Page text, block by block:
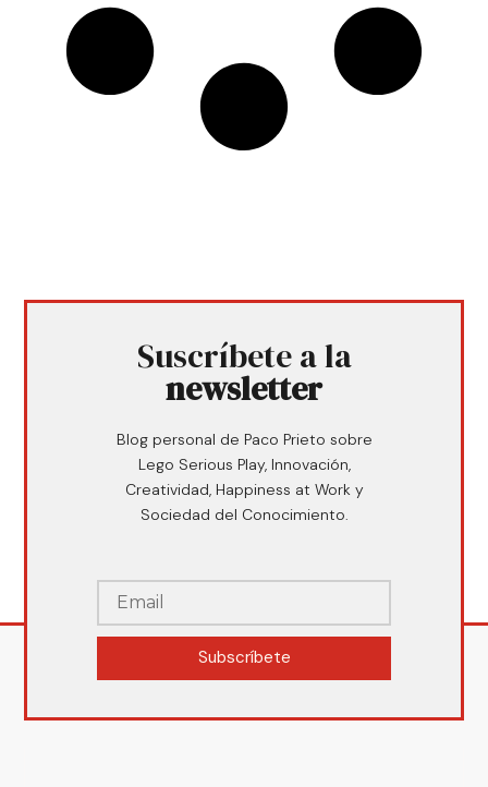
Suscríbete a la
newsletter
Blog personal de Paco Prieto sobre
Lego Serious Play, Innovación,
Creatividad, Happiness at Work y
Sociedad del Conocimiento.
Subscríbete